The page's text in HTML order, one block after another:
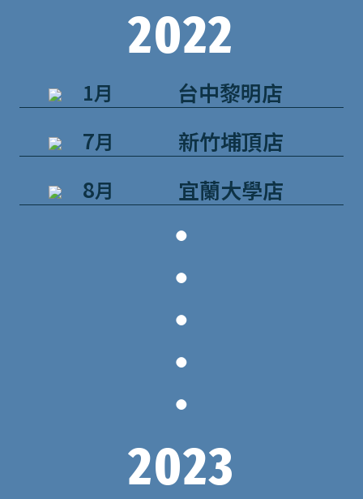
2022
1月
台中黎明店
7月
新竹埔頂店
8月 宜蘭大學店
．
．
．
．
．
2023